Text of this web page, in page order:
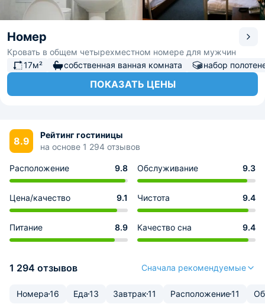
Номер
Кровать в общем четырехместном номере для мужчин
17м²
собственная ванная комната набор
ПОКАЗАТЬ ЦЕНЫ
8.9
Рейтинг гостиницы
на основе 1 294 отзывов
Расположение 9.8 Обслуживание 9.3
Цена/качество 9.1 Чистота 9.4
Питание 8.9 Качество сна 9.4
1 294 отзывов Сначала рекомендуемые
Номера16 Еда13 Завтрак11 Расположение11